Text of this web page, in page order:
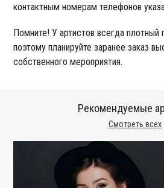
контактным номерам телефонов
Помните! У артистов всегда плотный
поэтому планируйте заранее заказ
собственного мероприятия.
Смотреть всех
Рекомендуемые